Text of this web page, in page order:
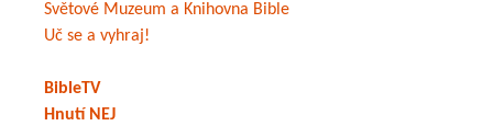
Světové Muzeum a Knihovna Bible
Uč se a vyhraj!
BibleTV
Hnutí NEJ